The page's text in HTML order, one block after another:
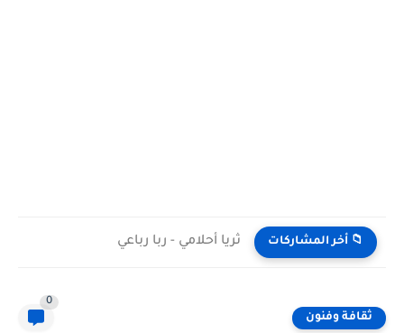
📁 أخر المشاركات ثريا أحلامي - ربا رباعي
ثقافة وفنون
0